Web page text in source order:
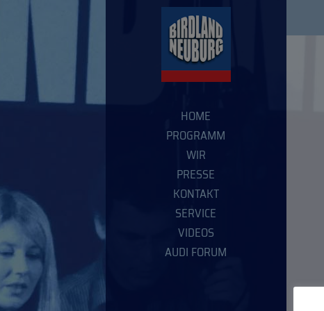
HOME
PROGRAMM
WIR
PRESSE
KONTAKT
SERVICE
VIDEOS
AUDI FORUM